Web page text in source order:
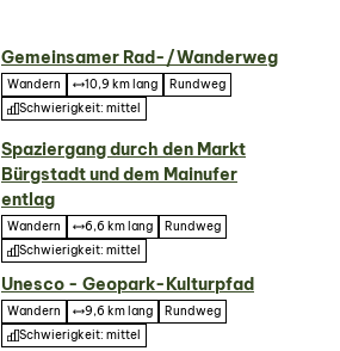
Gemeinsamer Rad-/Wanderweg
Wandern 10,9 km lang
Rundweg
Schwierigkeit: mittel
Spaziergang durch den Markt
Bürgstadt und dem Mainufer
entlag
Wandern 6,6 km lang
Rundweg
Schwierigkeit: mittel
Unesco - Geopark-Kulturpfad
Wandern 9,6 km lang
Rundweg
Schwierigkeit: mittel